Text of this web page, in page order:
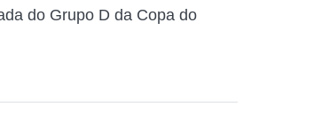
do Grupo D da Copa do